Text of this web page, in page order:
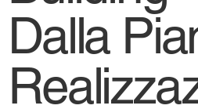
Dalla